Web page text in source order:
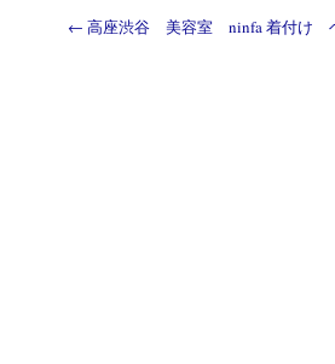
← 高座渋谷 美容室 ninfa 着付け